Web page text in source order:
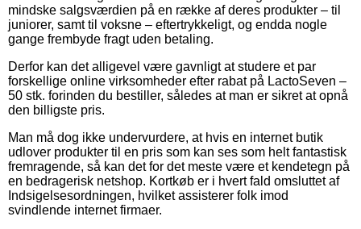
mindske salgsværdien på en række af deres produkter – til
juniorer, samt til voksne – eftertrykkeligt, og endda nogle
gange frembyde fragt uden betaling.
Derfor kan det alligevel være gavnligt at studere et par
forskellige online virksomheder efter rabat på LactoSeven –
50 stk. forinden du bestiller, således at man er sikret at opnå
den billigste pris.
Man må dog ikke undervurdere, at hvis en internet butik
udlover produkter til en pris som kan ses som helt fantastisk
fremragende, så kan det for det meste være et kendetegn på
en bedragerisk netshop. Kortkøb er i hvert fald omsluttet af
Indsigelsesordningen, hvilket assisterer folk imod
svindlende internet firmaer.